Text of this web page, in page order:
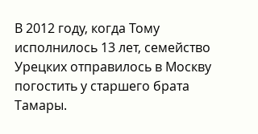
В 2012 году, когда Тому
исполнилось 13 лет, семейство
Урецких отправилось в Москву
погостить у старшего брата
Тамары.